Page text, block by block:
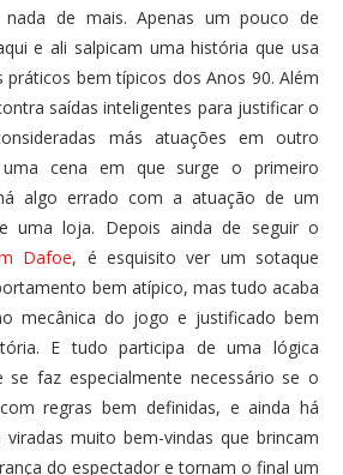
de mais. Apenas um pouco de
e ali salpicam uma história que usa
bem típicos dos Anos 90. Além
saídas inteligentes para justificar o
más atuações em outro
cena em que surge o primeiro
algo errado com a atuação de um
uma loja. Depois ainda de seguir o
Dafoe, é esquisito ver um sotaque
bem atípico, mas tudo acaba
mecânica do jogo e justificado bem
E tudo participa de uma lógica
se faz especialmente necessário se o
regras bem definidas, e ainda há
muito bem-vindas que brincam
do espectador e tornam o final um